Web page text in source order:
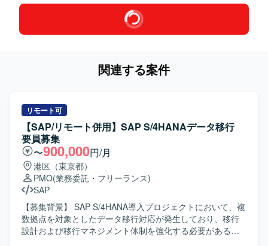
関連する案件
リモート可
【SAP/リモート併用】SAP S/4HANAデータ移行
要員募集
〜900,000円/月
港区（東京都）
PMO(業務委託・フリーランス)
SAP
【募集背景】 SAP S/4HANA導入プロジェクトにおいて、複
数拠点を対象としたデータ移行対応が発生しており、移行
設計および移行マネジメント体制を強化する必要があるた